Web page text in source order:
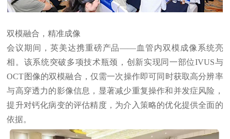
双模融合，精准成像
会议期间，英美达携重磅产品——血管内双模成像系统亮
相。该系统突破多项技术瓶颈，创新实现同一部位IVUS与
OCT图像的双模融合，仅需一次操作即可同时获取高分辨率
与高穿透力的影像信息，显著减少重复操作和并发症风险，
提升对钙化病变的评估精度，为介入策略的优化提供全面的
依据。